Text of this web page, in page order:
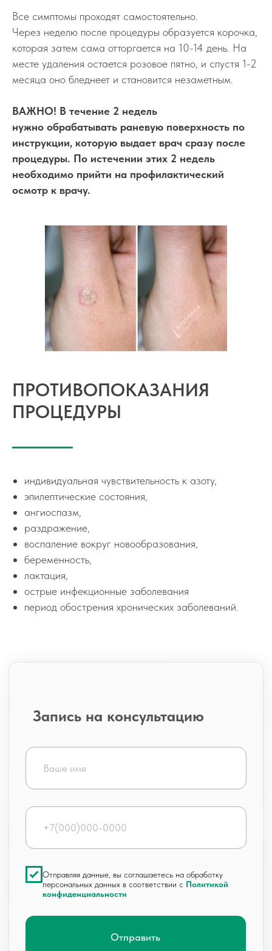
Все симптомы проходят самостоятельно.
Через неделю после процедуры образуется корочка,
которая затем сама отторгается на 10-14 день. На
месте удаления остается розовое пятно, и спустя 1-2
месяца оно бледнеет и становится незаметным.
ВАЖНО! В течение 2 недель
нужно обрабатывать раневую поверхность по
инструкции, которую выдает врач сразу после
процедуры. По истечении этих 2 недель
необходимо прийти на профилактический
осмотр к врачу.
ПРОТИВОПОКАЗАНИЯ
ПРОЦЕДУРЫ
индивидуальная чувствительность к азоту,
эпилептические состояния,
ангиоспазм,
раздражение,
воспаление вокруг новообразования,
беременность,
лактация,
острые инфекционные заболевания
период обострения хронических заболеваний.
Отправляя данные, вы соглашаетесь на обработку
персональных данных в соответствии с
конфиденциальности
Запись на консультацию
ОГРН 1201400011340
ООО «Клиника современной трихологии»
ИНН 1435356244 КПП 143501001
ул. Орджоникидзе, д. 50
Контакты
Договор возмездного
Согласие на медицинское
Согласие на обработку
+7 (914) 273-55-85
Клиника